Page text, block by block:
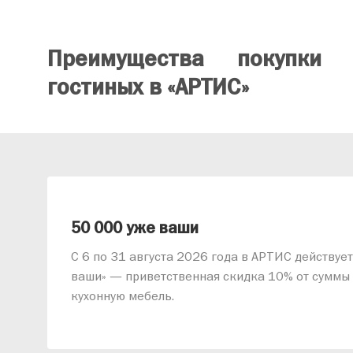
Преимущества
гостиных в «АРТИС»
50 000 уже ваши
С 6 по 31 августа 2026 года в АРТИС
ваши» — приветственная скидка 10% от
кухонную мебель.